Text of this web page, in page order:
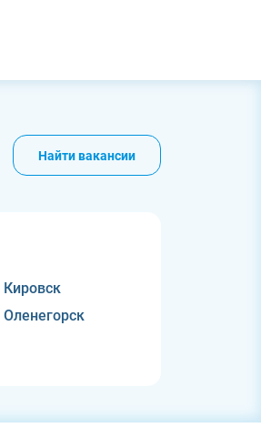
Найти вакансии
Кировск
Оленегорск